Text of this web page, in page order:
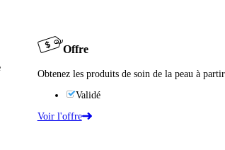
Offre
Obtenez les produits de soin de la peau à
Validé
Voir l'offre